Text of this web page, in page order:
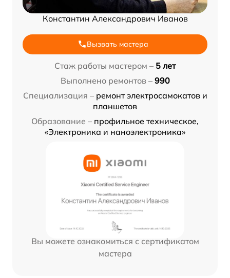
Константин Александрович Иванов
Вызвать мастера
Стаж работы мастером – 5 лет
Выполнено ремонтов – 990
Специализация – ремонт электросамокатов и
планшетов
Образование – профильное техническое,
«Электроника и наноэлектроника»
Вы можете ознакомиться с сертификатом
мастера